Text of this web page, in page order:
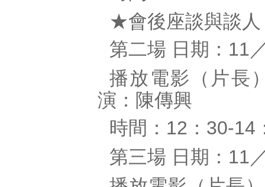
★會後座談與談
第二場 日期： 11
播放電影（片長
演：陳傳興
時間： 12 ： 30-14
第三場 日期： 11